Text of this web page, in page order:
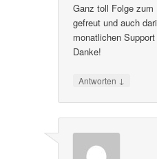
Ganz toll Folge
gefreut und auch
monatlichen
Danke!
Antworten ↓